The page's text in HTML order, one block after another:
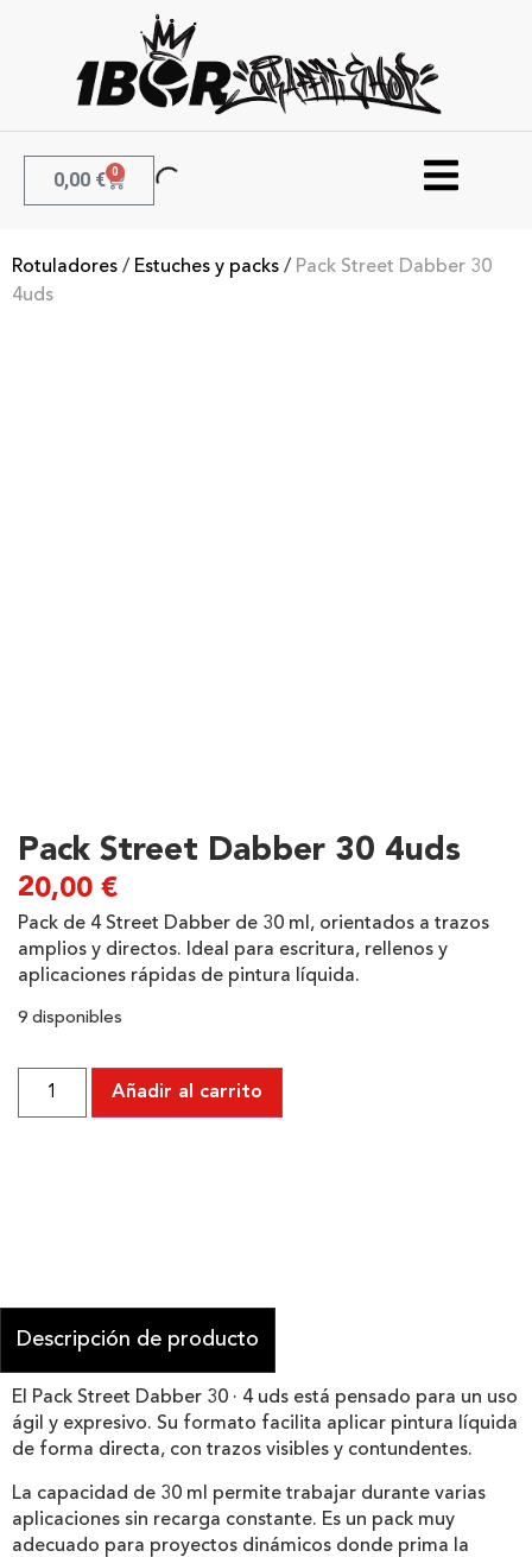
0,00 € 0
Rotuladores / Estuches y packs / Pack Street Dabber 30
4uds
Pack Street Dabber 30 4uds
20,00 €
Pack de 4 Street Dabber de 30 ml, orientados a trazos
amplios y directos. Ideal para escritura, rellenos y
aplicaciones rápidas de pintura líquida.
9 disponibles
Añadir al carrito
Descripción de producto
El Pack Street Dabber 30 · 4 uds está pensado para un uso
ágil y expresivo. Su formato facilita aplicar pintura líquida
de forma directa, con trazos visibles y contundentes.
La capacidad de 30 ml permite trabajar durante varias
aplicaciones sin recarga constante. Es un pack muy
adecuado para proyectos dinámicos donde prima la